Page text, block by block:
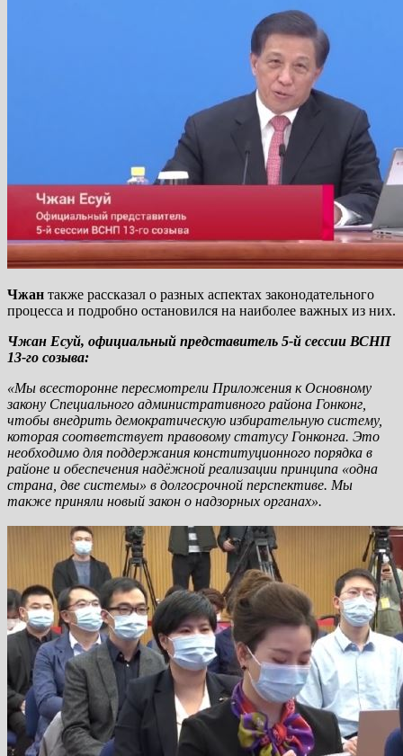
Чжан также рассказал о разных аспектах законодательного
процесса и подробно остановился на наиболее важных из них.
Чжан Есуй, официальный представитель 5-й сессии ВСНП
13-го созыва:
«Мы всесторонне пересмотрели Приложения к Основному
закону Специального административного района Гонконг,
чтобы внедрить демократическую избирательную систему,
которая соответствует правовому статусу Гонконга. Это
необходимо для поддержания конституционного порядка в
районе и обеспечения надёжной реализации принципа «одна
страна, две системы» в долгосрочной перспективе. Мы
также приняли новый закон о надзорных органах».